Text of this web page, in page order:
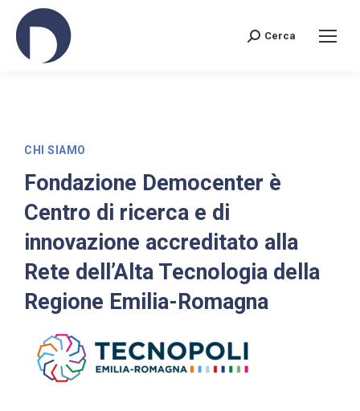
Cerca
CHI SIAMO
Fondazione Democenter è
Centro di ricerca e di
innovazione accreditato alla
Rete dell’Alta Tecnologia della
Regione Emilia-Romagna